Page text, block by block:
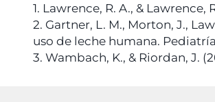
1. Lawrence, R. A., &
2. Gartner, L. M., Morton, J.,
uso de leche humana.
3. Wambach, K., & Riordan, J.